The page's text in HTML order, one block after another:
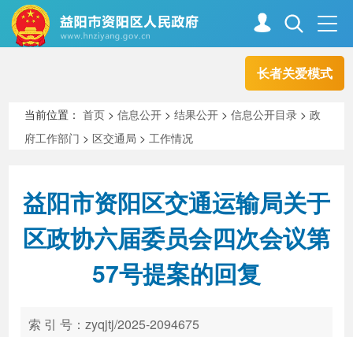
长者关爱模式
走进资阳
新闻中心 解读回应
政务服务 互动交流
当前位置：首页 >信息公开 >结果公开 >信息公开目录 >政
府工作部门 > 区交通局 >工作情况
益阳市资阳区交通运输局关于
区政协六届委员会四次会议第
57号提案的回复
索 引 号：zyqjtj/2025-2094675